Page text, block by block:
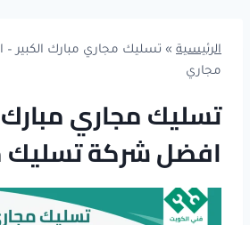
الرئيسية » تسليك مجاري مبارك
مجاري
تسليك مجاري مبارك
افضل شركة تسليك